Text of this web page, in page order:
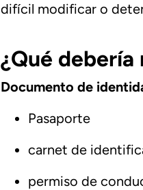
difícil modificar o
¿Qué
Documento de
Pasaporte
carnet de
permiso de